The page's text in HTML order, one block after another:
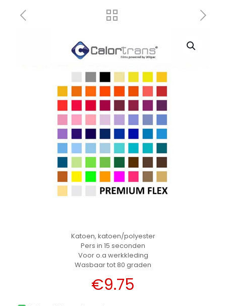
Katoen, katoen/polyester
Pers in 15 seconden
Voor o.a werkkleding
Wasbaar tot 80 graden
€9.75